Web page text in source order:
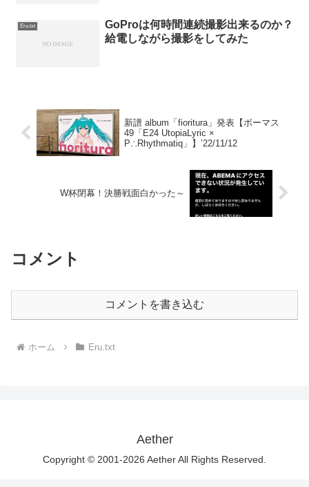
Eru.txt
GoProは何時間連続撮影出来るのか？
給電しながら撮影をしてみた
新譜 album「fioritura」発表【ボーマス
49「E24 UtopiaLyric ×
P∴Rhythmatiq」】’22/11/12
W杯閉幕！決勝戦面白かった～
コメント
コメントを書き込む
ホーム Eru.txt
Aether
Copyright © 2001-2026 Aether All Rights Reserved.